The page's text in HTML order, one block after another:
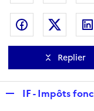
Partager sur
Replier
IF - Impôts